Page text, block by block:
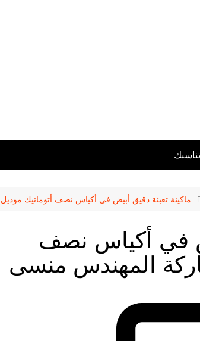
ماكينة تعبئة دقيق أبيض في أكياس نصف أتوماتيك موديل 951 ماركة المهندس منسى
في أكياس نصف